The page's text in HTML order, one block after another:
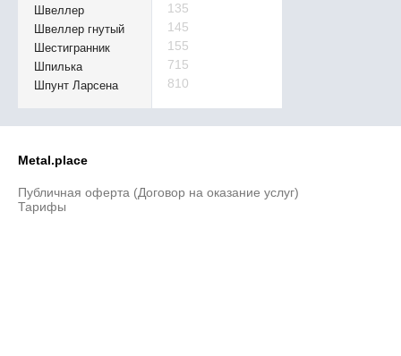
Швеллер
Швеллер гнутый
Шестигранник
Шпилька
Шпунт Ларсена
135
145
155
715
810
Metal.place
Публичная оферта (Договор на оказание услуг)
Тарифы